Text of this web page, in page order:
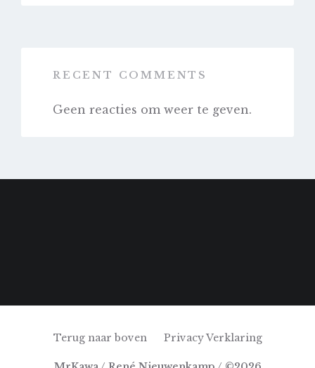
RECENT COMMENTS
Geen reacties om weer te geven.
Terug naar boven Privacy Verklaring